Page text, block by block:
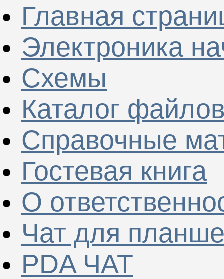
Главная
Электроника
Схемы
Каталог
Справочные
Гостевая книга
О
Чат для
PDA ЧАТ